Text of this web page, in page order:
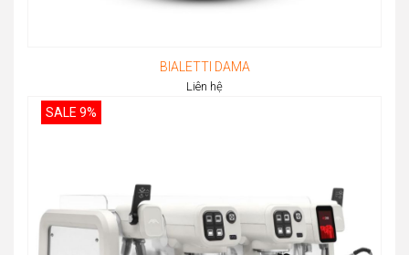
BIALETTI DAMA
Liên hệ
SALE 9%